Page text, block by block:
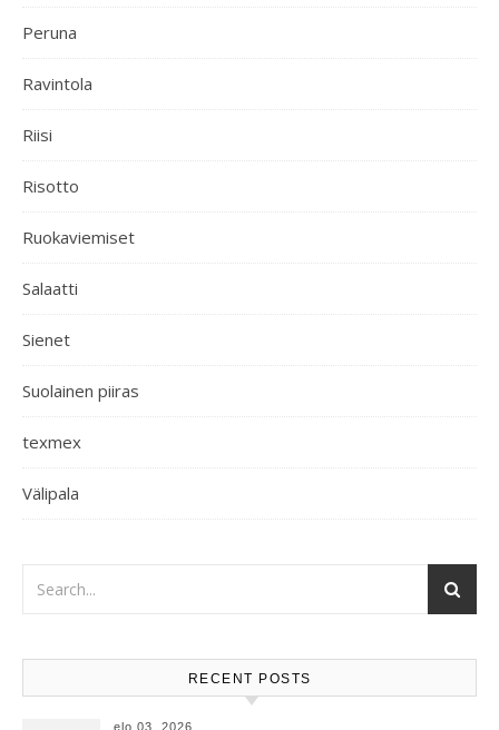
Peruna
Ravintola
Riisi
Risotto
Ruokaviemiset
Salaatti
Sienet
Suolainen piiras
texmex
Välipala
RECENT POSTS
elo 03, 2026